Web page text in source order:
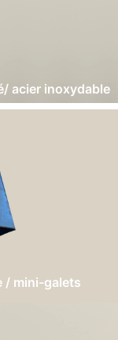
acier inoxydable
/ mini-galets